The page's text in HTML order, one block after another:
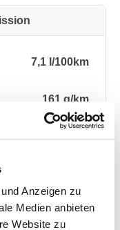
Anzeigen zu
Medien anbieten
Website zu
7,1 l/100km
161 g/km
F
ABO76.5